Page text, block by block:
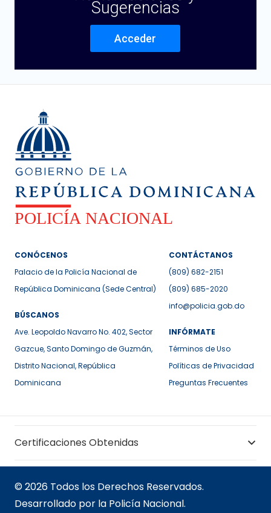
Sugerencias
Acceder
CONÓCENOS
Palacio de la Policía Nacional de
República Dominicana (Sede Central)
BÚSCANOS
Ave. Leopoldo Navarro No. 402, Sector
Gazcue, Santo Domingo de Guzmán,
Distrito Nacional, República
Dominicana
CONTÁCTANOS
(809) 682-2151
(809) 685-2020
info@policia.gob.do
INFÓRMATE
Términos de Uso
Políticas de Privacidad
Preguntas Frecuentes
Certificaciones Obtenidas
© 2026 Todos los Derechos Reservados.
Desarrollado por la Policía Nacional.